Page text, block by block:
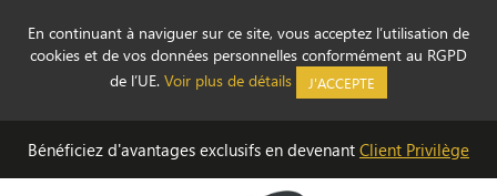
En continuant à naviguer sur ce site, vous acceptez l’utilisation de
cookies et de vos données personnelles conformément au RGPD
de l’UE. Voir plus de détails J'ACCEPTE
Bénéficiez d'avantages exclusifs en devenant Client Privilège